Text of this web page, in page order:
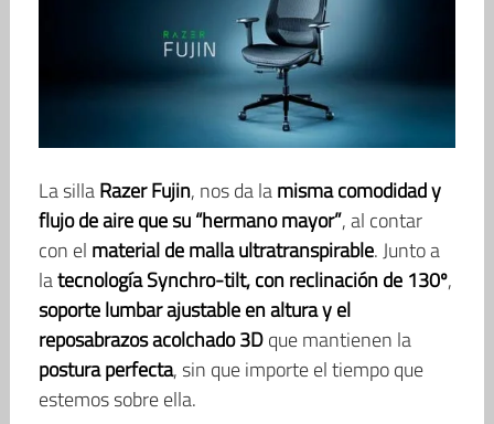
La sillaRazer Fujin, nos da lamisma comodidad y
flujo de aire que su “hermano mayor”, al contar
con el material de malla ultratranspirable. Junto a
latecnología Synchro-tilt, con reclinación de 130º,
soporte lumbar ajustable en altura y el
reposabrazos acolchado 3Dque mantienen la
postura perfecta, sin que importe el tiempo que
estemos sobre ella.